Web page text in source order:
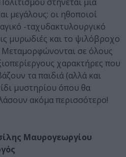
μεγάλους: οι ηθοποιοί
-ταχυδακτυλουργικό
μυρωδιές και το ψιλόβροχο
Μεταμορφώνονται σε όλους
χαρακτήρες που
τα παιδιά (αλλά και
μυστηρίου όπου θα
ακόμα περισσότερο!
Μαυρογεωργίου